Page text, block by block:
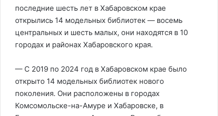
последние шесть лет в Хабаровском крае
открылись 14 модельных библиотек — восемь
центральных и шесть малых, они находятся в 10
городах и районах Хабаровского края.
— С 2019 по 2024 год в Хабаровском крае было
открыто 14 модельных библиотек нового
поколения. Они расположены в городах
Комсомольске-на-Амуре и Хабаровске, в